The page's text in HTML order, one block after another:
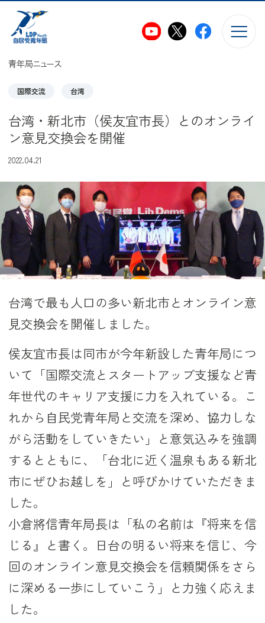
このページの本文へ移動
青年局ニュース
国際交流 台湾
台湾・新北市（侯友宜市長）とのオンライ
ン意見交換会を開催
2022.04.21
台湾で最も人口の多い新北市とオンライン意
見交換会を開催しました。
侯友宜市長は同市が今年新設した青年局につ
いて「国際交流とスタートアップ支援など青
年世代のキャリア支援に力を入れている。こ
れから自民党青年局と交流を深め、協力しな
がら活動をしていきたい」と意気込みを強調
するとともに、「台北に近く温泉もある新北
市にぜひお越しを」と呼びかけていただきま
した。
小倉將信青年局長は「私の名前は『将来を信
じる』と書く。日台の明るい将来を信じ、今
回のオンライン意見交換会を信頼関係をさら
に深める一歩にしていこう」と力強く応えま
した。